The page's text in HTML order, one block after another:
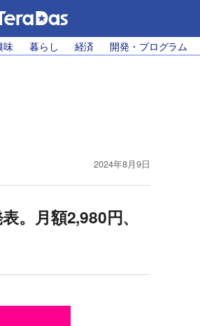
味 暮らし 経済 開発・プログラム
2024年8月9日
。月額2,980円、